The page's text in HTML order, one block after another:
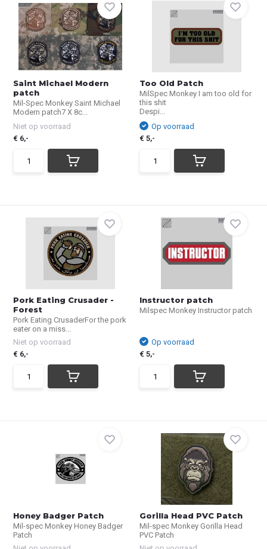
Saint Michael Modern
patch
Mil-Spec Monkey Saint Michael
Modern patch7 X 8c...
Niet op voorraad
€ 6,-
Too Old Patch
MilSpec Monkey I am too old for
this shit
Despi...
Op voorraad
€ 5,-
Pork Eating Crusader -
Forest
Pork Eating CrusaderFor the pork
eater on a miss...
Niet op voorraad
€ 6,-
Instructor patch
Milspec Monkey Instructor patch
Op voorraad
€ 5,-
Honey Badger Patch
Mil-spec Monkey Honey Badger
Patch
Gorilla Head PVC Patch
Mil-spec Monkey Gorilla Head
PVC Patch